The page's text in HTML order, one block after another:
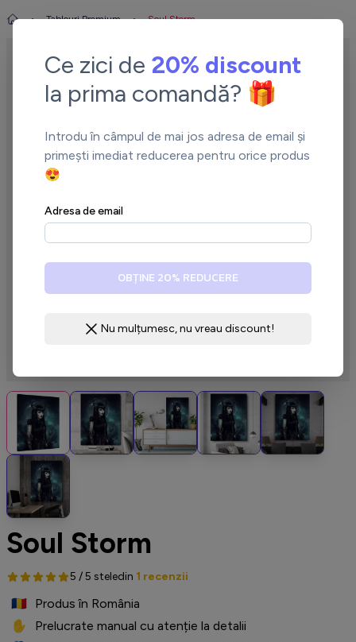
Tablouri Premium Soul Storm
Soul Storm
5 / 5 steledin 1 recenzii
🇷🇴
️ Produs în România
✋
️ Prelucrate manual cu atenție la detalii
Ce zici de 20% discount
la prima comandă? 🎁
Introdu în câmpul de mai jos adresa de email și
primești imediat reducerea pentru orice produs
😍
Adresa de email
OBȚINE 20% REDUCERE
Nu mulțumesc, nu vreau discount!